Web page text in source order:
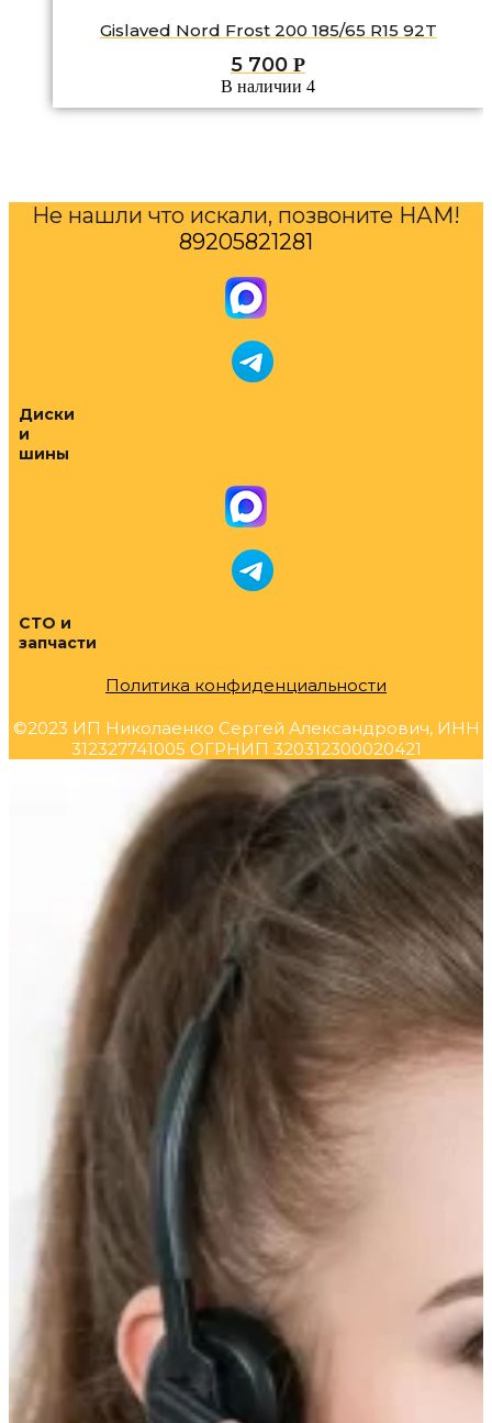
Gislaved Nord Frost 200 185/65 R15 92T
5 700 Р
В наличии 4
Не нашли что искали, позвоните НАМ!
89205821281
Диски
и
шины
СТО и
запчасти
Политика конфиденциальности
©2023 ИП Николаенко Сергей Александрович, ИНН
312327741005 ОГРНИП 320312300020421